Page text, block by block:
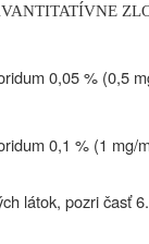
0,05 % (0,5
0,1 % (1 mg/
látok, pozri časť